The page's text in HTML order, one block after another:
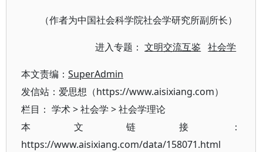
（作者为中国社会科学院社会学研究所副所长）
进入专题：文明交流互鉴 社会学
本文责编： SuperAdmin
发信站：爱思想（https://www.aisixiang.com）
栏目： 学术>社会学 >社会学理论
本文链接：
https://www.aisixiang.com/data/158071.html